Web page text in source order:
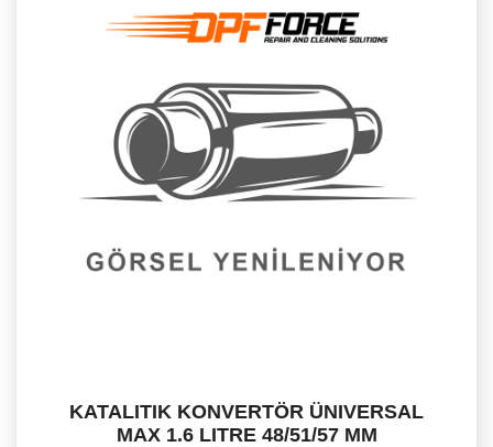
KATALITIK KONVERTÖR ÜNIVERSAL
MAX 1.6 LITRE 48/51/57 MM